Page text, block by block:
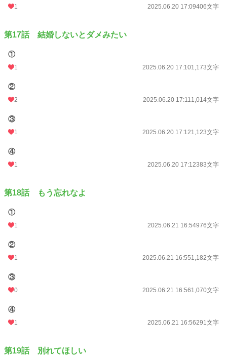
1 2025.06.20 17:09406文字
第17話 結婚しないとダメみたい
①
1 2025.06.20 17:101,173文字
②
2 2025.06.20 17:111,014文字
③
1 2025.06.20 17:121,123文字
④
1 2025.06.20 17:12383文字
第18話 もう忘れなよ
①
1 2025.06.21 16:54976文字
②
1 2025.06.21 16:551,182文字
③
0 2025.06.21 16:561,070文字
④
1 2025.06.21 16:56291文字
第19話 別れてほしい